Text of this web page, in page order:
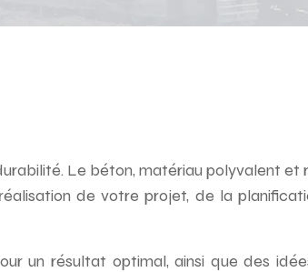
Le béton, matériau polyvalent et
de votre projet, de la
un résultat optimal, ainsi que des